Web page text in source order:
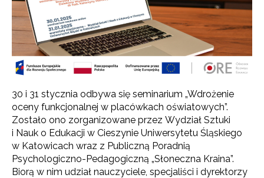
30 i 31 stycznia odbywa się seminarium „Wdrożenie
oceny funkcjonalnej w placówkach oświatowych”.
Zostało ono zorganizowane przez Wydział Sztuki
i Nauk o Edukacji w Cieszynie Uniwersytetu Śląskiego
w Katowicach wraz z Publiczną Poradnią
Psychologiczno-Pedagogiczną „Słoneczna Kraina”.
Biorą w nim udział nauczyciele, specjaliści i dyrektorzy